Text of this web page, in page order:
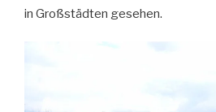
in Großstädten gesehen.